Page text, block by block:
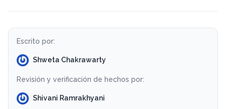
Escrito por:
Shweta Chakrawarty
Revisión y verificación de hechos por:
Shivani Ramrakhyani